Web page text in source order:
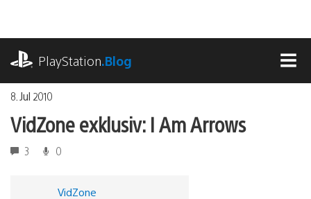
springen
PlayStation.Blog
8. Jul 2010
VidZone exklusiv: I Am Arrows
3 0
VidZone